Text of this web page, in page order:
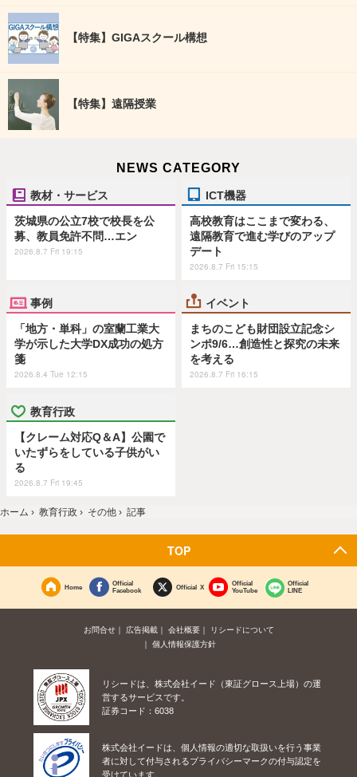
【特集】GIGAスクール構想
【特集】遠隔授業
NEWS CATEGORY
教材・サービス
茨城県の公立7校で校長を公
募、教員免許不問…エン
2026.8.7 Fri 19:15
ICT機器
高校教育はここまで変わる、
遠隔教育で進む学びのアップ
デート
2026.8.7 Fri 15:15
事例
「地方・単科」の室蘭工業大
学が示した大学DX成功の処方
箋
2026.8.4 Tue 12:15
イベント
まちのこども財団設立記念シ
ンポ9/6…創造性と探究の未来
を考える
2026.8.7 Fri 16:15
教育行政
【クレーム対応Q＆A】公園で
いたずらをしている子供がい
る
2026.8.7 Fri 19:45
ホーム › 教育行政 › その他 › 記事
TOP
Home
Official
Facebook
Official X
Official
YouTube
Official
LINE
お問合せ 広告掲載 会社概要
リシードについて
個人情報保護方針
リシードは、株式会社イード（東証グロース上場）の運
営するサービスです。
証券コード：6038
株式会社イードは、個人情報の適切な取扱いを行う事業
者に対して付与されるプライバシーマークの付与認定を
受けています。